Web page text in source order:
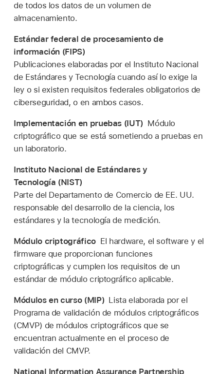
de todos los datos de un volumen de
almacenamiento.
Estándar federal de procesamiento de
información (FIPS)
Publicaciones elaboradas por el Instituto Nacional
de Estándares y Tecnología cuando así lo exige la
ley o si existen requisitos federales obligatorios de
ciberseguridad, o en ambos casos.
Implementación en pruebas (IUT) Módulo
criptográfico que se está sometiendo a pruebas en
un laboratorio.
Instituto Nacional de Estándares y
Tecnología (NIST)
Parte del Departamento de Comercio de EE. UU.
responsable del desarrollo de la ciencia, los
estándares y la tecnología de medición.
Módulo criptográfico El hardware, el software y el
firmware que proporcionan funciones
criptográficas y cumplen los requisitos de un
estándar de módulo criptográfico aplicable.
Módulos en curso (MIP) Lista elaborada por el
Programa de validación de módulos criptográficos
(CMVP) de módulos criptográficos que se
encuentran actualmente en el proceso de
validación del CMVP.
National Information Assurance Partnership